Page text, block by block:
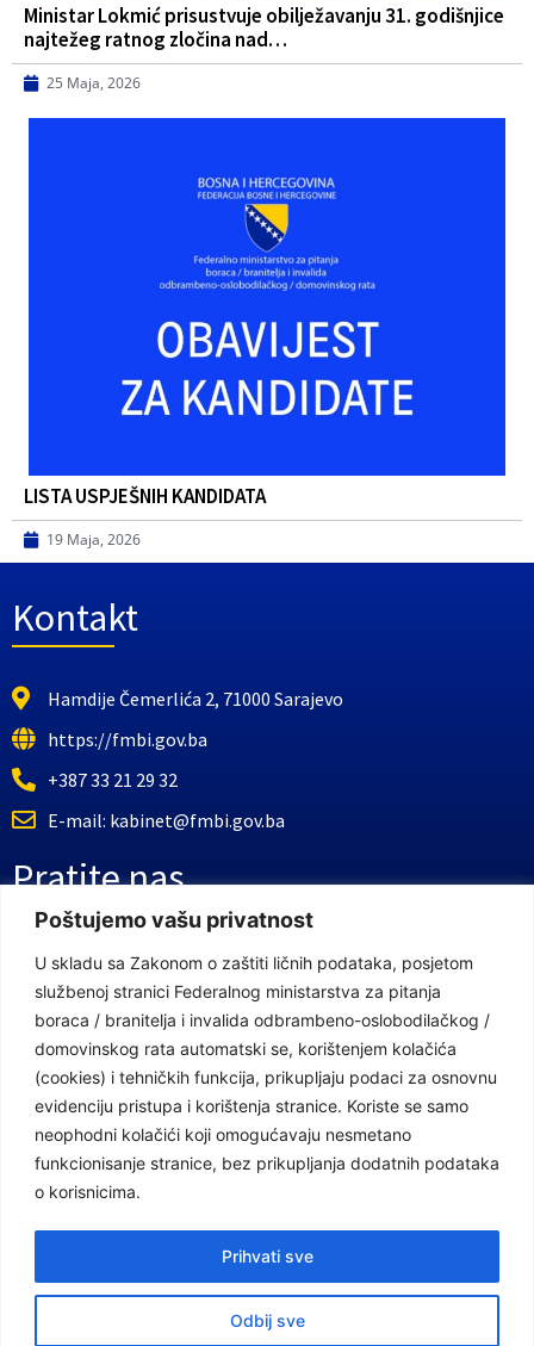
Poštujemo vašu privatnost
U skladu sa Zakonom o zaštiti ličnih podataka, posjetom
službenoj stranici Federalnog ministarstva za pitanja
boraca / branitelja i invalida odbrambeno-oslobodilačkog /
domovinskog rata automatski se, korištenjem kolačića
(cookies) i tehničkih funkcija, prikupljaju podaci za osnovnu
evidenciju pristupa i korištenja stranice. Koriste se samo
neophodni kolačići koji omogućavaju nesmetano
funkcionisanje stranice, bez prikupljanja dodatnih podataka
o korisnicima.
Odbij sve
Prihvati sve
Ministar Lokmić prisustvuje obilježavanju 31. godišnjice
najtežeg ratnog zločina nad…
25 Maja, 2026
LISTA USPJEŠNIH KANDIDATA
19 Maja, 2026
Kontakt
Hamdije Čemerlića 2, 71000 Sarajevo
https://fmbi.gov.ba
+387 33 21 29 32
E-mail: kabinet@fmbi.gov.ba
Pratite nas
Facebook Stranica
Youtube Kanal
Linkovi
Vlada Federacije Bosne i Hercegovine
Federalno ministarstvo finansija
Federalno ministarstvo rada i socijalne politike
Federalno ministarstvo za pitanja boraca /branitelja i invalida odbrambeno-